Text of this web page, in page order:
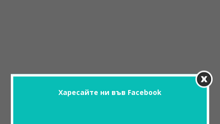
Харесайте ни във Facebook